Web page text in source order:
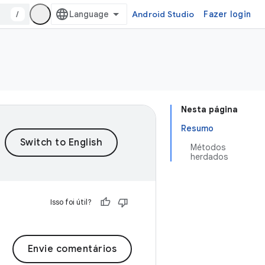
/ Android Studio Fazer login
Nesta página
Resumo
Métodos
herdados
Isso foi útil?
Envie comentários